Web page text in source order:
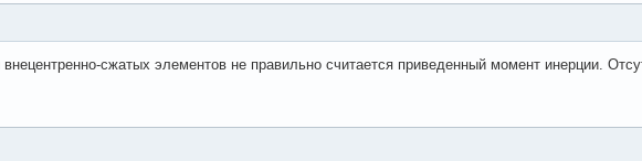
сжатых элементов не правильно считается приведенный момент инерции.